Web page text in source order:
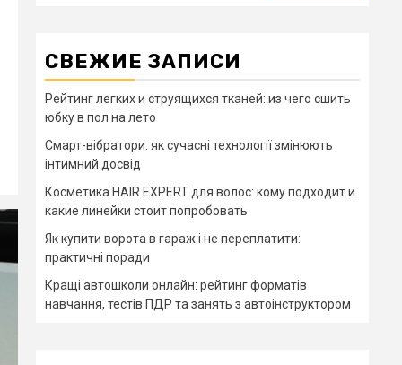
СВЕЖИЕ ЗАПИСИ
Рейтинг легких и струящихся тканей: из чего сшить
юбку в пол на лето
Смарт-вібратори: як сучасні технології змінюють
інтимний досвід
Косметика HAIR EXPERT для волос: кому подходит и
какие линейки стоит попробовать
Як купити ворота в гараж і не переплатити:
практичні поради
Кращі автошколи онлайн: рейтинг форматів
навчання, тестів ПДР та занять з автоінструктором